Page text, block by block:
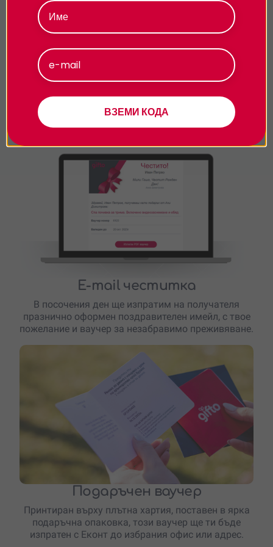
По e-mail- 24/7!
Избери електронен ваучер и ще го получиш
веднага след завършването на поръчката. Вземи
E-mail честитка
В посочения ден ще изпратим на получателя
празнично оформен поздравителен имейл, с твое
пожелание и ваучер за незабравимо преживяване.
Подаръчен ваучер
Принтиран върху плътна хартия, поставен в ярка
подаръчна опаковка, този ваучер ще ти бъде
изпратен с Еконт до избрания офис или адрес.
ВЗЕМИ КОДА
поверителност.
Приемам